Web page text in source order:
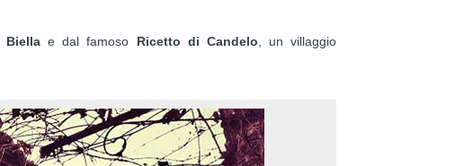
Biella e dal famoso Ricetto di Candelo , un villaggio